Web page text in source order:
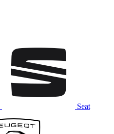
Seat